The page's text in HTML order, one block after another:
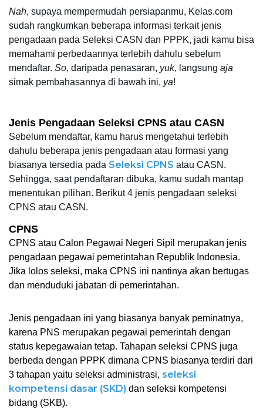
Nah, supaya mempermudah persiapanmu, Kelas.com
sudah rangkumkan beberapa informasi terkait jenis
pengadaan pada Seleksi CASN dan PPPK, jadi kamu bisa
memahami perbedaannya terlebih dahulu sebelum
mendaftar. So, daripada penasaran, yuk, langsung aja
simak pembahasannya di bawah ini, ya!
Jenis Pengadaan Seleksi CPNS atau CASN
Sebelum mendaftar, kamu harus mengetahui terlebih
dahulu beberapa jenis pengadaan atau formasi yang
biasanya tersedia pada Seleksi CPNS atau CASN.
Sehingga, saat pendaftaran dibuka, kamu sudah mantap
menentukan pilihan. Berikut 4 jenis pengadaan seleksi
CPNS atau CASN.
CPNS
CPNS atau Calon Pegawai Negeri Sipil merupakan jenis
pengadaan pegawai pemerintahan Republik Indonesia.
Jika lolos seleksi, maka CPNS ini nantinya akan bertugas
dan menduduki jabatan di pemerintahan.
Jenis pengadaan ini yang biasanya banyak peminatnya,
karena PNS merupakan pegawai pemerintah dengan
status kepegawaian tetap. Tahapan seleksi CPNS juga
berbeda dengan PPPK dimana CPNS biasanya terdiri dari
3 tahapan yaitu seleksi administrasi, seleksi
kompetensi dasar (SKD) dan seleksi kompetensi
bidang (SKB).